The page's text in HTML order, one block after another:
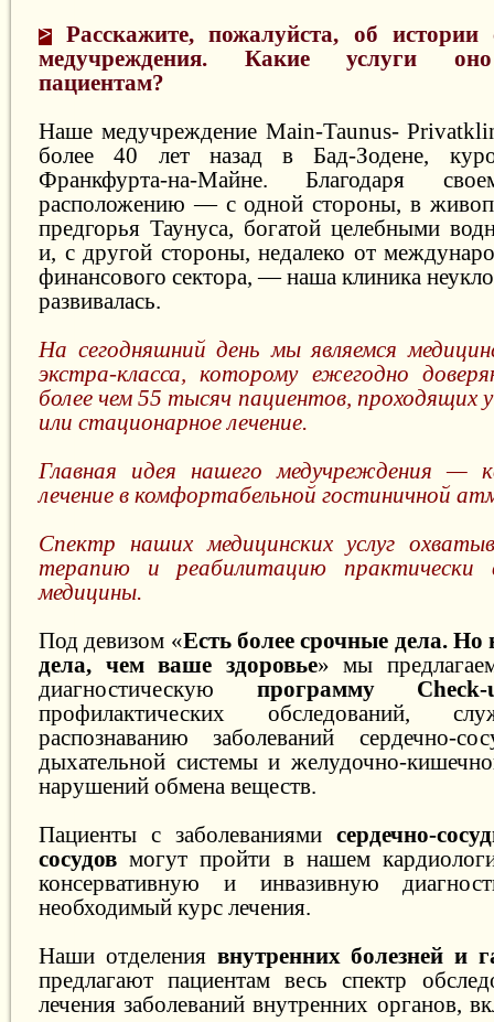
> Расскажите, пожалуйста, об истории
медучреждения. Какие услуги оно
пациентам?
Наше медучреждение Main-Taunus-
более 40 лет назад в Бад-Зодене,
Франкфурта-на-Майне. Благодаря
расположению — с одной стороны, в
предгорья Таунуса, богатой целебными
и, с другой стороны, недалеко от
финансового сектора, — наша клиника
развивалась.
На сегодняшний день мы являемся
экстра-класса, которому ежегодно
более чем 55 тысяч пациентов, проходящих
или стационарное лечение.
Главная идея нашего медучреждения —
лечение в комфортабельной гостиничной
Спектр наших медицинских услуг
терапию и реабилитацию практически
медицины.
Под девизом «Есть более срочные дела. Но
дела, чем ваше здоровье» мы
диагностическую программу Check-
профилактических обследований,
распознаванию заболеваний сердечно-
дыхательной системы и желудочно-
нарушений обмена веществ.
Пациенты с заболеваниями сердечно-
сосудов могут пройти в нашем
консервативную и инвазивную
необходимый курс лечения.
Наши отделения внутренних болезней и
предлагают пациентам весь спектр
лечения заболеваний внутренних органов,